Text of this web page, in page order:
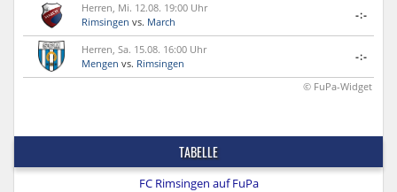
Herren, Mi. 12.08. 19:00 Uhr
Rimsingen vs. March
-:-
Herren, Sa. 15.08. 16:00 Uhr
Mengen vs. Rimsingen
-:-
© FuPa-Widget
TABELLE
FC Rimsingen auf FuPa